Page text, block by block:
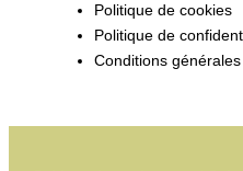
Politique de cookies
Politique de
Conditions